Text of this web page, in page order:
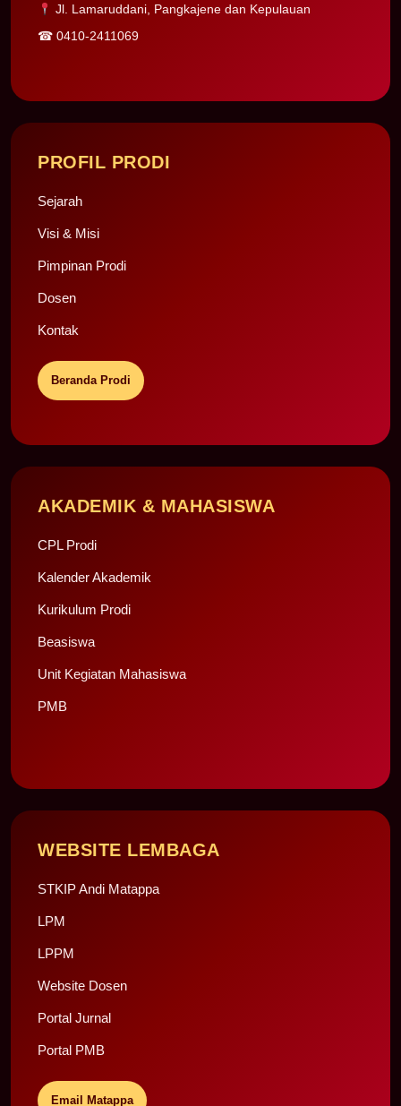
Jl. Lamaruddani, Pangkajene dan Kepulauan
☎ 0410-2411069
PROFIL PRODI
Sejarah
Visi & Misi
Pimpinan Prodi
Dosen
Kontak
Beranda Prodi
AKADEMIK & MAHASISWA
CPL Prodi
Kalender Akademik
Kurikulum Prodi
Beasiswa
Unit Kegiatan Mahasiswa
PMB
WEBSITE LEMBAGA
STKIP Andi Matappa
LPM
LPPM
Website Dosen
Portal Jurnal
Portal PMB
Email Matappa